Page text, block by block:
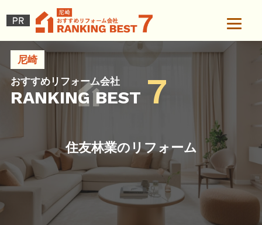
尼崎
おすすめリフォーム会社
RANKING BEST 7
住友林業のリフォーム